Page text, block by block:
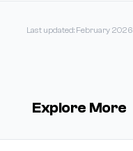
Last updated: February 2026
Explore More